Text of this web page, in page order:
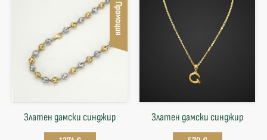
Промоция
Златен дамски синджир Златен дамски синджир